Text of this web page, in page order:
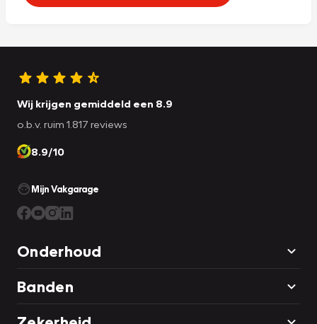
Wij krijgen gemiddeld een 8.9
o.b.v. ruim 1.817 reviews
8.9/10
Mijn Vakgarage
Onderhoud
Banden